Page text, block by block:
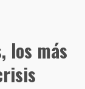
los más